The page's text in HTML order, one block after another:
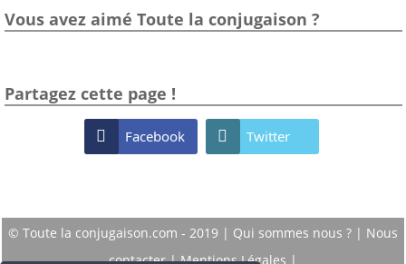
Vous avez aimé Toute la conjugaison ?
Partagez cette page !
 Facebook  Twitter
© Toute la conjugaison.com - 2019 | Qui sommes nous ? | Nous
contacter|Mentions Légales |